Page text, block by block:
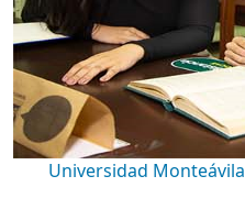
Universidad Monteávila